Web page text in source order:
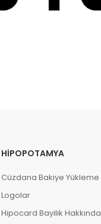
HIPOPOTAMYA
Cüzdana Bakiye Yükleme
Logolar
Hipocard Bayilik Hakkında